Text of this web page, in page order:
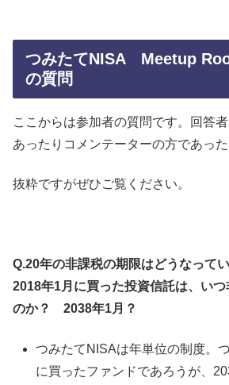
つみたてNISA Meetup
の質問
ここからは参加者の質問です。回答
あったりコメンテーターの方であった
抜粋ですがぜひご覧ください。
Q.20年の非課税の期限はどうなって
2018年1月に買った投資信託は、い
のか？ 2038年1月？
つみたてNISAは年単位の制度。
に買ったファンドであろうが、